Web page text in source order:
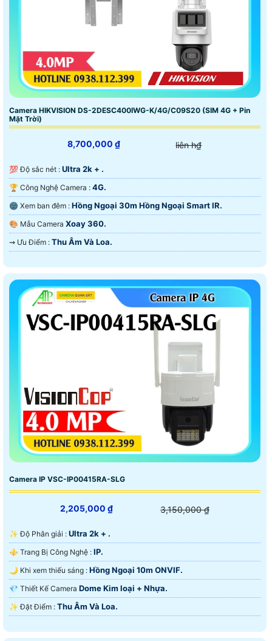
Camera HIKVISION DS-2DESC400IWG-K/4G/C09S20 (SIM 4G + Pin
Mặt Trời)
8,700,000 ₫ liên h₫
💯 Độ sắc nét : Ultra 2k + .
🏆 Công Nghệ Camera : 4G.
🌚 Xem ban đêm : Hồng Ngoại 30m Hồng Ngoại Smart IR.
🎨 Mẫu Camera Xoay 360.
️⇝ Ưu Điểm : Thu Âm Và Loa.
Camera IP VSC-IP00415RA-SLG
2,205,000 ₫ 3,150,000 ₫
✨ Độ Phân giải : Ultra 2k + .
⚜️ Trang Bị Công Nghệ : IP.
🌙 Khi xem thiếu sáng : Hồng Ngoại 10m ONVIF.
💎 Thiết Kế Camera Dome Kim loại + Nhựa.
️✨ Đặt Điểm : Thu Âm Và Loa.